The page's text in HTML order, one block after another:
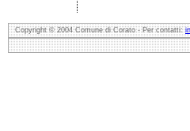
Copyright © 2004 Comune di Corato - Per contatti: